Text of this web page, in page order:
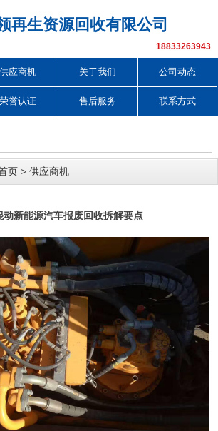
再生资源回收有限公司
18833263943
供应商机 关于我们 公司动态
荣誉认证 售后服务 联系方式
页 > 供应商机
动新能源汽车报废回收拆解要点